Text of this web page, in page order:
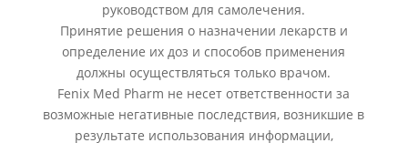
руководством для самолечения.
Принятие решения о назначении лекарств и
определение их доз и способов применения
должны осуществляться только врачом.
Fenix Med Pharm не несет ответственности за
возможные негативные последствия, возникшие в
результате использования информации,